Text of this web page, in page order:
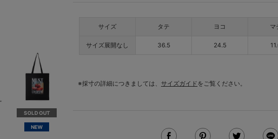
SOLD OUT
NEW
サイズ タテ ヨコ マ
サイズ展開なし 36.5 24.5
※採寸の詳細につきましては、 サイズガイドをご覧ください。